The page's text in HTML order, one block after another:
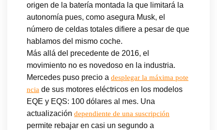
origen de la batería montada la que limitará la
autonomía pues, como asegura Musk, el
número de celdas totales difiere a pesar de que
hablamos del mismo coche.
Más allá del precedente de 2016, el
movimiento no es novedoso en la industria.
Mercedes puso precio a desplegar la máxima pote
ncia de sus motores eléctricos en los modelos
EQE y EQS: 100 dólares al mes. Una
actualización dependiente de una suscripción
permite rebajar en casi un segundo a